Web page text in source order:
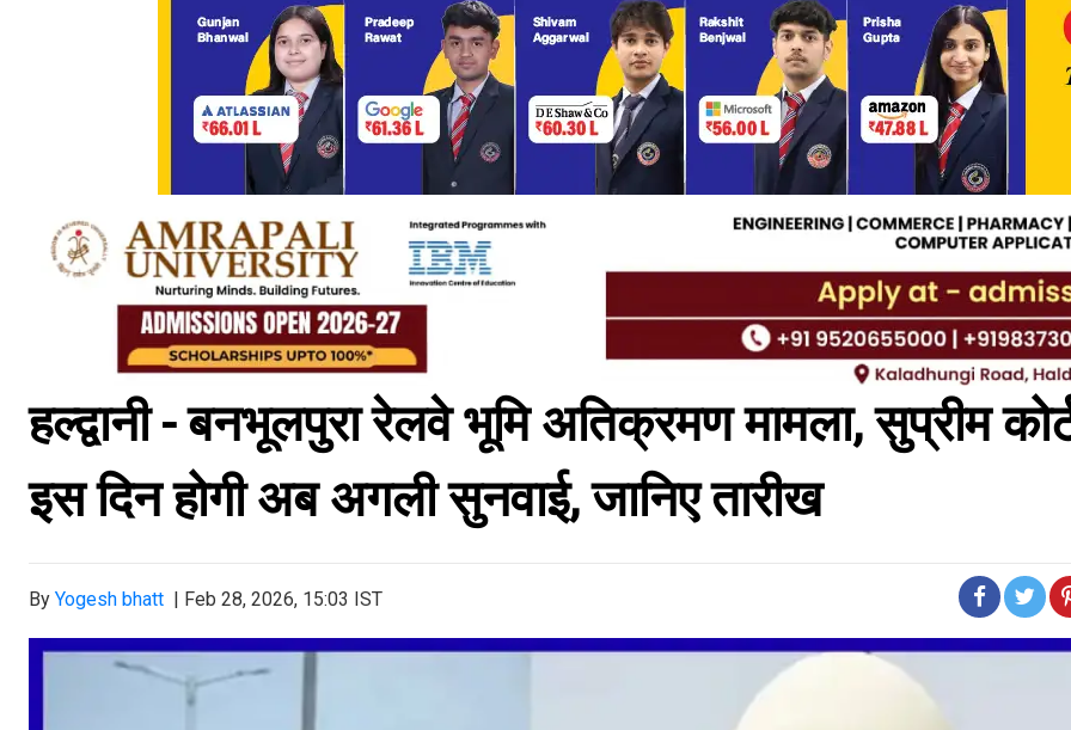
हल्द्वानी - बनभूलपुरा रेलवे भूमि अतिक्रमण मामला, सुप्रीम
इस दिन होगी अब अगली सुनवाई, जानिए तारीख
By Yogesh bhatt | Feb 28, 2026, 15:03 IST